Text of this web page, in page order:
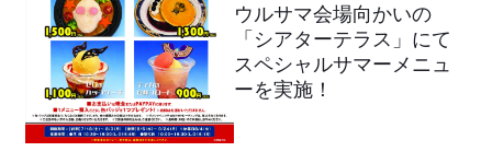
ウルサマ会場向かいの
「シアターテラス」にて
スペシャルサマーメニュ
ーを実施！